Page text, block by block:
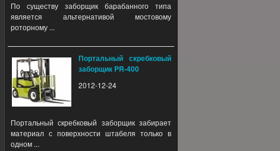
По существу заборщик барабанного типа
является альтернативой мостовому
роторному ...
Портальный скребковый
заборщик PR-400
Портальный скребковый заборщик забирает
материал с поверхности штабеля только в
одном ...
2012-12-24